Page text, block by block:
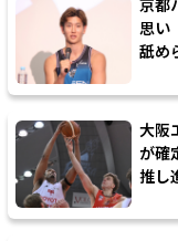
京都
思い
舐め
大阪
が確
推し